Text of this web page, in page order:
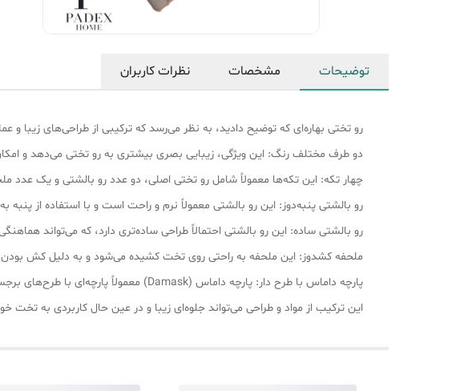
توضیحات مشخصات نظرات کاربران
رو تختی بهاره‌ای که توضیح دادید، به نظر می‌رسد که ترکیبی از طراحی‌های زیبا و عملکردی باشد. این رو تختی شامل 6
دو طرف مختلف رنگ: این ویژگی، زیبایی بصری بیشتری به رو تختی می‌دهد و
چهار تکه: این تکه‌ها معمولاً شامل رو تختی اصلی، دو عدد رو بالشتی و یک
رو بالشتی پنبه‌دوز: این رو بالشتی معمولاً نرم و راحت است و با استفاده از پنبه
رو بالشتی ساده: این رو بالشتی احتمالاً طراحی ساده‌تری دارد، که می‌تواند
ملحفه کشدوز: این ملحفه به راحتی روی تخت کشیده می‌شود و به دلیل کش
پارچه داماس با طرح دار: پارچه داماس (Damask) معمولاً پارچه‌ای با طرح‌های برجسته و زیبا است. طرح‌های آن می‌تواند به اتاق خواب ظاهری کلاسیک و مجلل بدهد.
این ترکیب از مواد و طراحی می‌تواند جلوه‌ای زیبا و در عین حال کاربردی به تخت